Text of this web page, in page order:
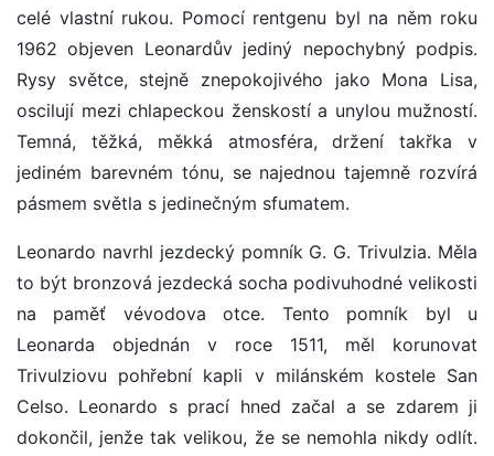
celé vlastní rukou. Pomocí rentgenu byl na něm roku
1962 objeven Leonardův jediný nepochybný podpis.
Rysy světce, stejně znepokojivého jako Mona Lisa,
oscilují mezi chlapeckou ženskostí a unylou mužností.
Temná, těžká, měkká atmosféra, držení takřka v
jediném barevném tónu, se najednou tajemně rozvírá
pásmem světla s jedinečným sfumatem.
Leonardo navrhl jezdecký pomník G. G. Trivulzia. Měla
to být bronzová jezdecká socha podivuhodné velikosti
na paměť vévodova otce. Tento pomník byl u
Leonarda objednán v roce 1511, měl korunovat
Trivulziovu pohřební kapli v milánském kostele San
Celso. Leonardo s prací hned začal a se zdarem ji
dokončil, jenže tak velikou, že se nemohla nikdy odlít.